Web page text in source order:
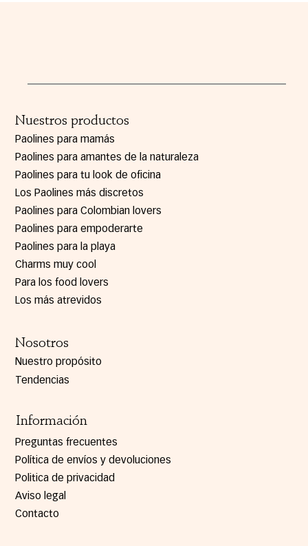
Nuestros productos
Paolines para mamás
Paolines para amantes de la naturaleza
Paolines para tu look de oficina
Paolines para Colombian lovers
Los Paolines más discretos
Paolines para empoderarte
Paolines para la playa
Charms muy cool
Para los food lovers
Los más atrevidos
Nosotros
Nuestro propósito
Tendencias
Información
Preguntas frecuentes
Política de envíos y devoluciones
Politica de privacidad
Aviso legal
Contacto